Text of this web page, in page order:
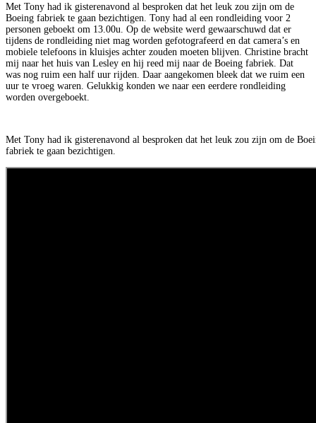
Met Tony had ik gisterenavond al besproken dat het leuk zou zijn om de
Boeing fabriek te gaan bezichtigen. Tony had al een rondleiding voor 2
personen geboekt om 13.00u. Op de website werd gewaarschuwd dat er
tijdens de rondleiding niet mag worden gefotografeerd en dat camera’s en
mobiele telefoons in kluisjes achter zouden moeten blijven. Christine bracht
mij naar het huis van Lesley en hij reed mij naar de Boeing fabriek. Dat
was nog ruim een half uur rijden. Daar aangekomen bleek dat we ruim een
uur te vroeg waren. Gelukkig konden we naar een eerdere rondleiding
worden overgeboekt.
Met Tony had ik gisterenavond al besproken dat het leuk zou zijn om de
fabriek te gaan bezichtigen.